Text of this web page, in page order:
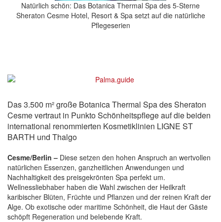
Natürlich schön: Das Botanica Thermal Spa des 5-Sterne
Sheraton Cesme Hotel, Resort & Spa setzt auf die natürliche
Pflegeserien
Das 3.500 m² große Botanica Thermal Spa des Sheraton
Cesme vertraut in Punkto Schönheitspflege auf die beiden
international renommierten Kosmetiklinien LIGNE ST
BARTH und Thalgo
Cesme/Berlin – Diese setzen den hohen Anspruch an wertvollen
natürlichen Essenzen, ganzheitlichen Anwendungen und
Nachhaltigkeit des preisgekrönten Spa perfekt um.
Wellnessliebhaber haben die Wahl zwischen der Heilkraft
karibischer Blüten, Früchte und Pflanzen und der reinen Kraft der
Alge. Ob exotische oder maritime Schönheit, die Haut der Gäste
schöpft Regeneration und belebende Kraft.